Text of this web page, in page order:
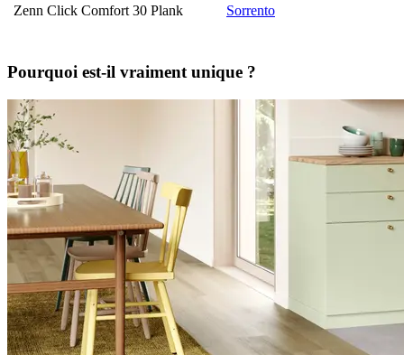
Zenn Click Comfort 30 Plank
Sorrento
Pourquoi est-il vraiment unique ?